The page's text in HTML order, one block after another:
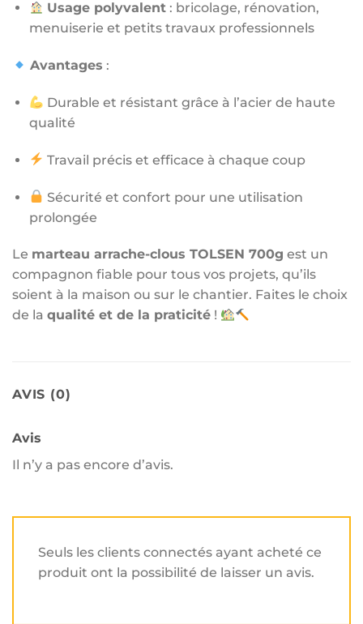
Usage polyvalent : bricolage, rénovation,
menuiserie et petits travaux professionnels
Avantages :
Durable et résistant grâce à l’acier de haute
qualité
Travail précis et efficace à chaque coup
Sécurité et confort pour une utilisation
prolongée
Le marteau arrache-clous TOLSEN 700g est un
compagnon fiable pour tous vos projets, qu’ils
soient à la maison ou sur le chantier. Faites le choix
de la qualité et de la praticité !
AVIS (0)
Avis
Il n’y a pas encore d’avis.
Seuls les clients connectés ayant acheté ce
produit ont la possibilité de laisser un avis.